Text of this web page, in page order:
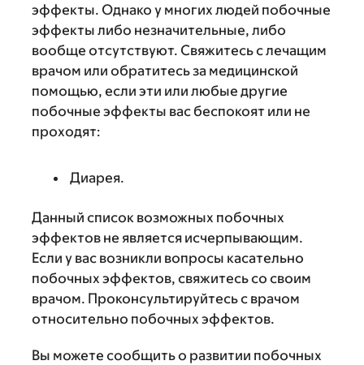
эффекты. Однако у многих людей побочные
эффекты либо незначительные, либо
вообще отсутствуют. Свяжитесь с лечащим
врачом или обратитесь за медицинской
помощью, если эти или любые другие
побочные эффекты вас беспокоят или не
проходят:
Диарея.
Данный список возможных побочных
эффектов не является исчерпывающим.
Если у вас возникли вопросы касательно
побочных эффектов, свяжитесь со своим
врачом. Проконсультируйтесь с врачом
относительно побочных эффектов.
Вы можете сообщить о развитии побочных